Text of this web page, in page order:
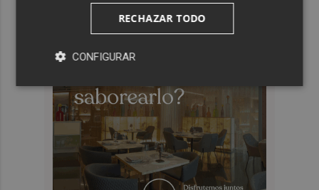
RECHAZAR TODO
CONFIGURAR